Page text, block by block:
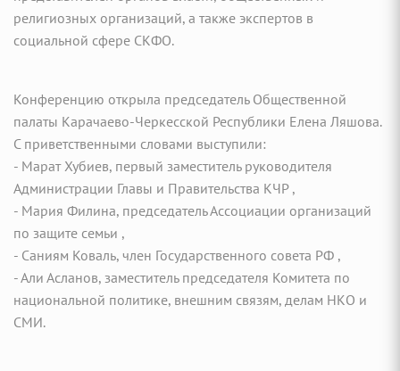
религиозных организаций, а также экспертов в
социальной сфере СКФО.
Конференцию открыла председатель Общественной
палаты Карачаево-Черкесской Республики Елена Ляшова.
С приветственными словами выступили:
- Марат Хубиев, первый заместитель руководителя
Администрации Главы и Правительства КЧР ,
- Мария Филина, председатель Ассоциации организаций
по защите семьи ,
- Саниям Коваль, член Государственного совета РФ ,
- Али Асланов, заместитель председателя Комитета по
национальной политике, внешним связям, делам НКО и
СМИ.